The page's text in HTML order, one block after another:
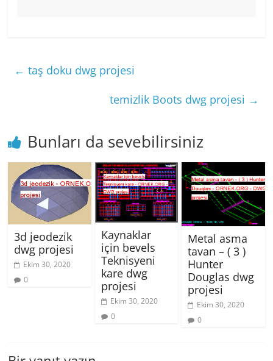
← taş doku dwg projesi
temizlik Boots dwg projesi →
Bunları da sevebilirsiniz
3d jeodezik
dwg projesi
Ekim 30, 2020
0
Kaynaklar
için bevels
Teknisyeni
kare dwg
projesi
Ekim 30, 2020
0
Metal asma
tavan – ( 3 )
Hunter
Douglas dwg
projesi
Ekim 30, 2020
0